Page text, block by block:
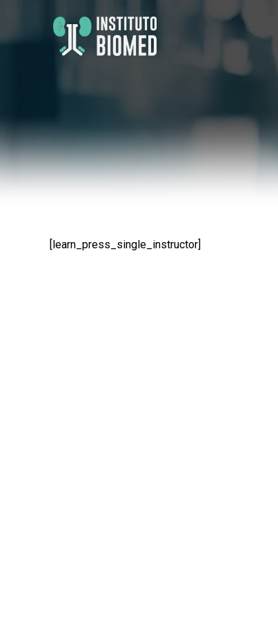
[learn_press_single_instructor]